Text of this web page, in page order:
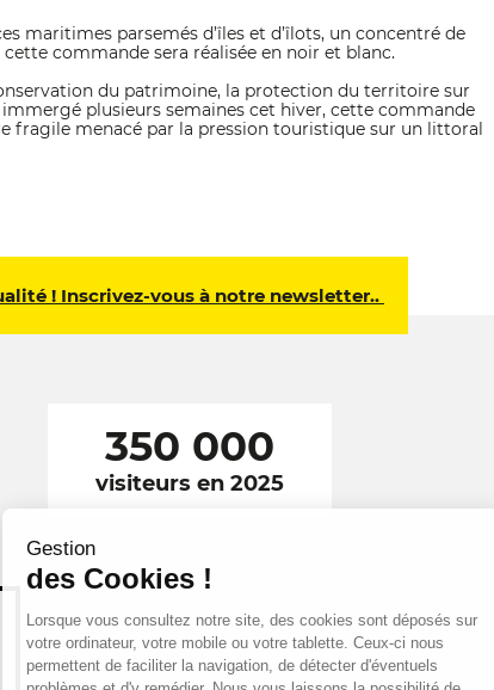
Gestion
Cookies !
Lorsque vous consultez notre site, des cookies sont déposés sur
votre ordinateur, votre mobile ou votre tablette. Ceux-ci nous
permettent de faciliter la navigation, de détecter d'éventuels
maritimes parsemés d’îles et d’îlots, un concentré de
commande sera réalisée en noir et blanc.
du patrimoine, la protection du territoire sur
plusieurs semaines cet hiver, cette commande
fragile menacé par la pression touristique sur un littoral
! Inscrivez-vous à notre newsletter..
350 000
visiteurs en 2025